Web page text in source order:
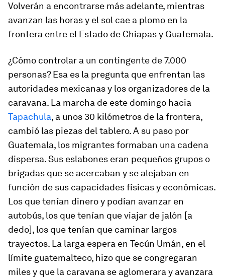
Volverán a encontrarse más adelante, mientras
avanzan las horas y el sol cae a plomo en la
frontera entre el Estado de Chiapas y Guatemala.
¿Cómo controlar a un contingente de 7.000
personas? Esa es la pregunta que enfrentan las
autoridades mexicanas y los organizadores de la
caravana. La marcha de este domingo hacia
Tapachula, a unos 30 kilómetros de la frontera,
cambió las piezas del tablero. A su paso por
Guatemala, los migrantes formaban una cadena
dispersa. Sus eslabones eran pequeños grupos o
brigadas que se acercaban y se alejaban en
función de sus capacidades físicas y económicas.
Los que tenían dinero y podían avanzar en
autobús, los que tenían que viajar de jalón [a
dedo], los que tenían que caminar largos
trayectos. La larga espera en Tecún Umán, en el
límite guatemalteco, hizo que se congregaran
miles y que la caravana se aglomerara y avanzara